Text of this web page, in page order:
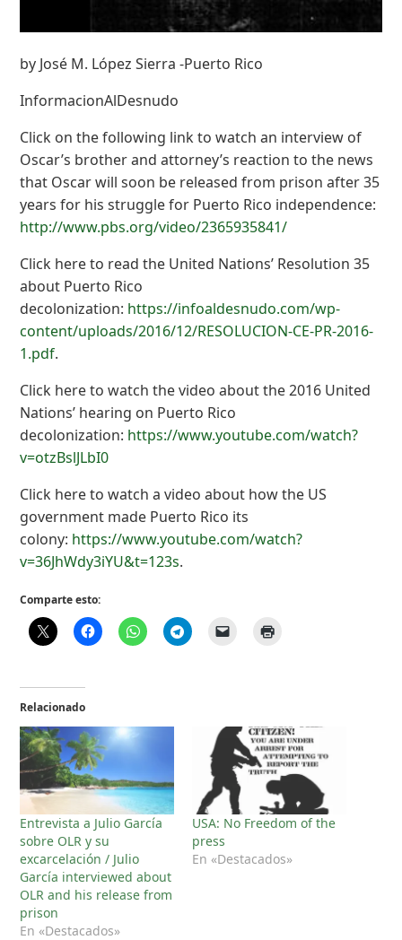
by José M. López Sierra -Puerto Rico
InformacionAlDesnudo
Click on the following link to watch an interview of
Oscar’s brother and attorney’s reaction to the news
that Oscar will soon be released from prison after 35
years for his struggle for Puerto Rico independence:
http://www.pbs.org/video/2365935841/
Click here to read the United Nations’ Resolution 35
about Puerto Rico
decolonization: https://infoaldesnudo.com/wp-
content/uploads/2016/12/RESOLUCION-CE-PR-2016-
1.pdf.
Click here to watch the video about the 2016 United
Nations’ hearing on Puerto Rico
decolonization: https://www.youtube.com/watch?
v=otzBslJLbI0
Click here to watch a video about how the US
government made Puerto Rico its
colony: https://www.youtube.com/watch?
v=36JhWdy3iYU&t=123s.
Comparte esto:
Relacionado
Entrevista a Julio García
sobre OLR y su
excarcelación / Julio
García interviewed about
OLR and his release from
prison
En «Destacados»
USA: No Freedom of the
press
En «Destacados»